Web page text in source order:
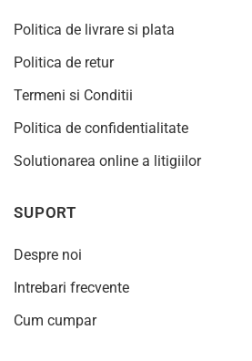
Politica de livrare si plata
Politica de retur
Termeni si Conditii
Politica de confidentialitate
Solutionarea online a litigiilor
SUPORT
Despre noi
Intrebari frecvente
Cum cumpar